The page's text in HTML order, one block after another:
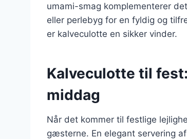
umami-smag komplementerer
eller perlebyg for en fyldig og
er kalveculotte en sikker vinder.
Kalveculotte til
middag
Når det kommer til festlige
gæsterne. En elegant servering